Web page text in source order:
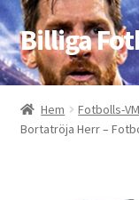
Hoppa
till
navigering
Hoppa
till
innehåll
Billiga
Hem
Bloggar
Hem Fotbolls-
Bortatröja Herr –